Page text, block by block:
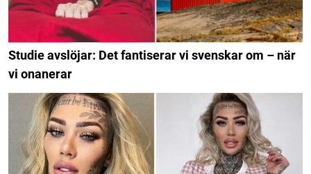
Studie avslöjar: Det fantiserar vi svenskar om – när
vi onanerar